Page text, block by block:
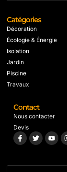
Catégories
Décoration
Écologie & Énergie
Isolation
Jardin
Piscine
Travaux
Contact
Nous contacter
Devis